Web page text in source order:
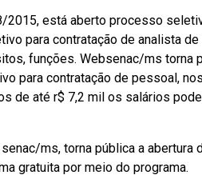
2015, está aberto processo
para contratação de analista
funções. Websenac/ms torna
para contratação de pessoal,
de até r$ 7,2 mil os salários
ms, torna pública a abertura
gratuita por meio do programa.